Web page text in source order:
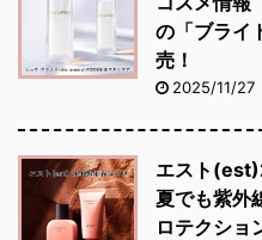
の「ブライ
売！
2025/11/27
エスト
夏でも紫外
ロテクショ